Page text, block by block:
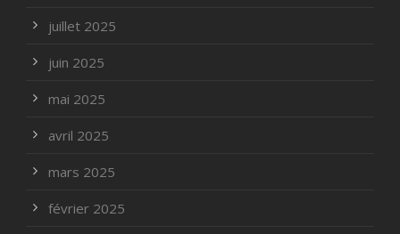
juillet 2025
juin 2025
mai 2025
avril 2025
mars 2025
février 2025